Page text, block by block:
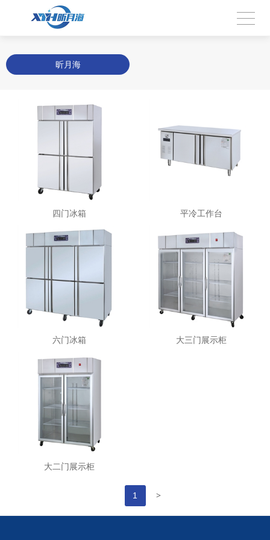
昕月海
四门冰箱 平冷工作台
六门冰箱 大三门展示柜
大二门展示柜
1 >